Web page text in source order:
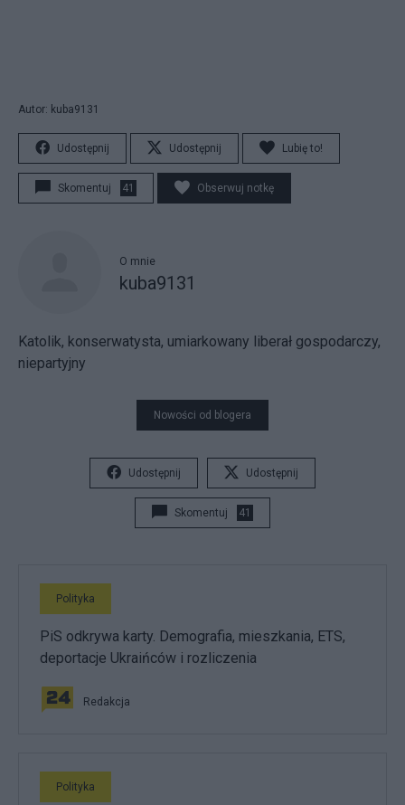
Autor: kuba9131
Udostępnij Udostępnij Lubię to!
Skomentuj 41 Obserwuj notkę
O mnie
kuba9131
Katolik, konserwatysta, umiarkowany liberał gospodarczy,
niepartyjny
Nowości od blogera
Udostępnij Udostępnij
Skomentuj 41
Polityka
PiS odkrywa karty. Demografia, mieszkania, ETS,
deportacje Ukraińców i rozliczenia
Redakcja
Polityka